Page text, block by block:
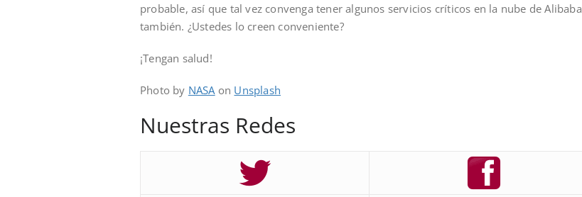
probable, así que tal vez convenga tener algunos servicios críticos en la nube de Alibaba
también. ¿Ustedes lo creen conveniente?
¡Tengan salud!
Photo by NASA on Unsplash
Nuestras Redes